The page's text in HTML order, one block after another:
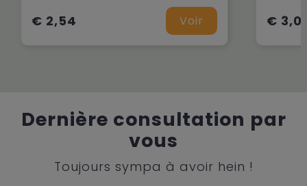
€ 2,54 Voir €
Dernière consultation par
vous
Toujours sympa à avoir hein !